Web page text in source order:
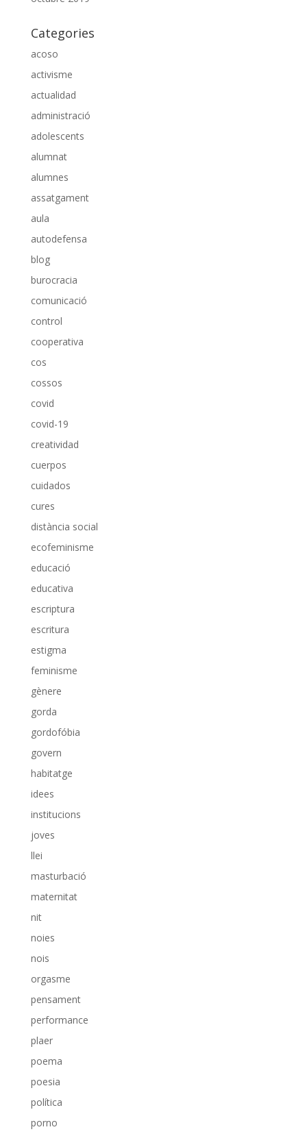
Categories
acoso
activisme
actualidad
administració
adolescents
alumnat
alumnes
assatgament
aula
autodefensa
blog
burocracia
comunicació
control
cooperativa
cos
cossos
covid
covid-19
creatividad
cuerpos
cuidados
cures
distància social
ecofeminisme
educació
educativa
escriptura
escritura
estigma
feminisme
gènere
gorda
gordofóbia
govern
habitatge
idees
institucions
joves
llei
masturbació
maternitat
nit
noies
nois
orgasme
pensament
performance
plaer
poema
poesia
política
porno